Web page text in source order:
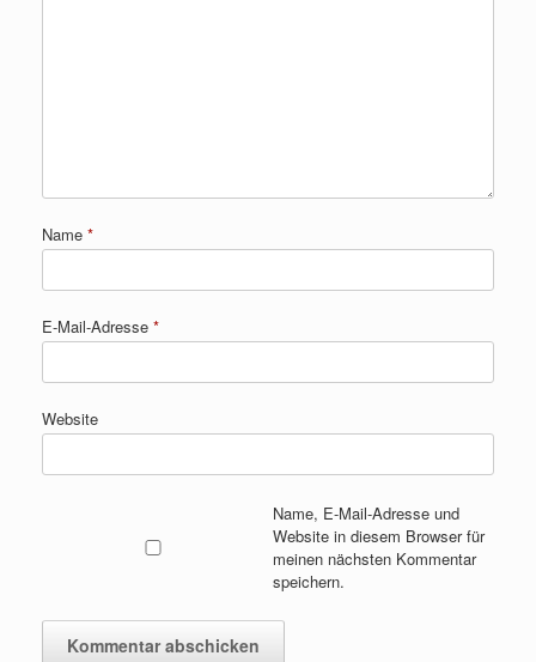
Name *
E-Mail-Adresse *
Website
Name, E-Mail-Adresse und
Website in diesem Browser für
meinen nächsten Kommentar
speichern.